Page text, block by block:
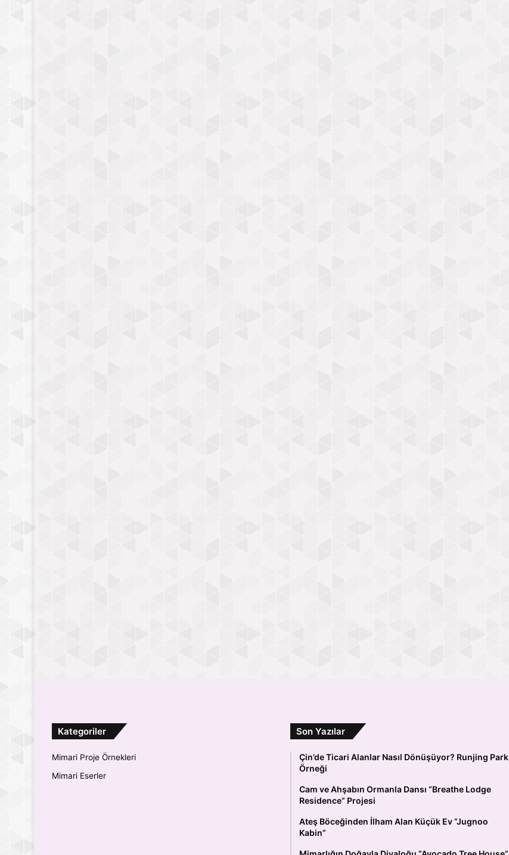
Kategoriler
Mimari Proje Örnekleri
Mimari Eserler
Son Yazılar
Çin’de Ticari Alanlar Nasıl Dönüşüyor? Runjing Park
Örneği
Cam ve Ahşabın Ormanla Dansı “Breathe Lodge
Residence” Projesi
Ateş Böceğinden İlham Alan Küçük Ev “Jugnoo
Kabin”